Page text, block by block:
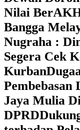
Nilai
Bangga
Nugraha :
Segera Cek
Kurban
Pembebasan
Jaya Mulia
DPRD